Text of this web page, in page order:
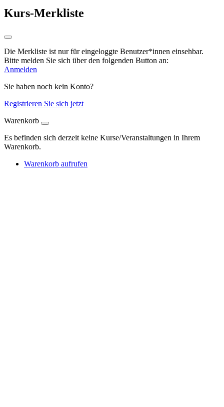
Kurs-Merkliste
Die Merkliste ist nur für eingeloggte Benutzer*innen einsehbar.
Bitte melden Sie sich über den folgenden Button an:
Anmelden
Sie haben noch kein Konto?
Registrieren Sie sich jetzt
Warenkorb
Es befinden sich derzeit keine Kurse/Veranstaltungen in Ihrem
Warenkorb.
Warenkorb aufrufen